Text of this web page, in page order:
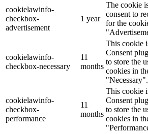
cookielawinfo-
checkbox-
advertisement
1 year
The cookie
consent to
for the
cookielawinfo-
checkbox-necessary
11
months
This cookie
Consent
to store the
cookies in
"Necessary".
cookielawinfo-
checkbox-
performance
11
months
This cookie
Consent
to store the
cookies in